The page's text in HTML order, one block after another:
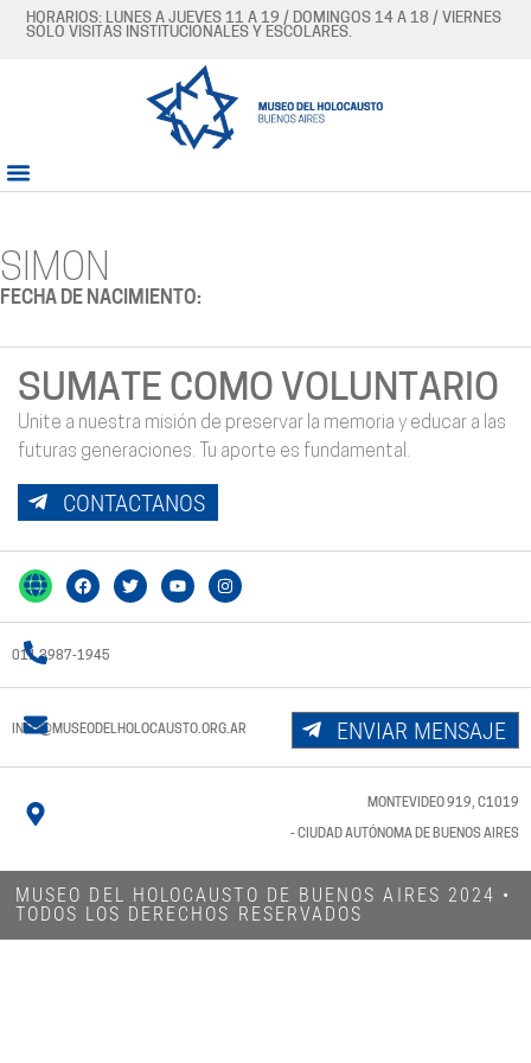
HORARIOS: LUNES A JUEVES 11 A 19 / DOMINGOS 14 A 18 / VIERNES
SÓLO VISITAS INSTITUCIONALES Y ESCOLARES.
SIMON
FECHA DE NACIMIENTO:
SUMATE COMO VOLUNTARIO
Unite a nuestra misión de preservar la memoria y educar a las
futuras generaciones. Tu aporte es fundamental.
CONTACTANOS
011 3987-1945
INFO@MUSEODELHOLOCAUSTO.ORG.AR ENVIAR MENSAJE
MONTEVIDEO 919, C1019
- CIUDAD AUTÓNOMA DE BUENOS AIRES
MUSEO DEL HOLOCAUSTO DE BUENOS AIRES 2024​ •
TODOS LOS DERECHOS RESERVADOS